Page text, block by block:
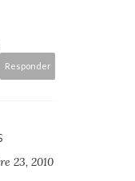
Responder
23, 2010